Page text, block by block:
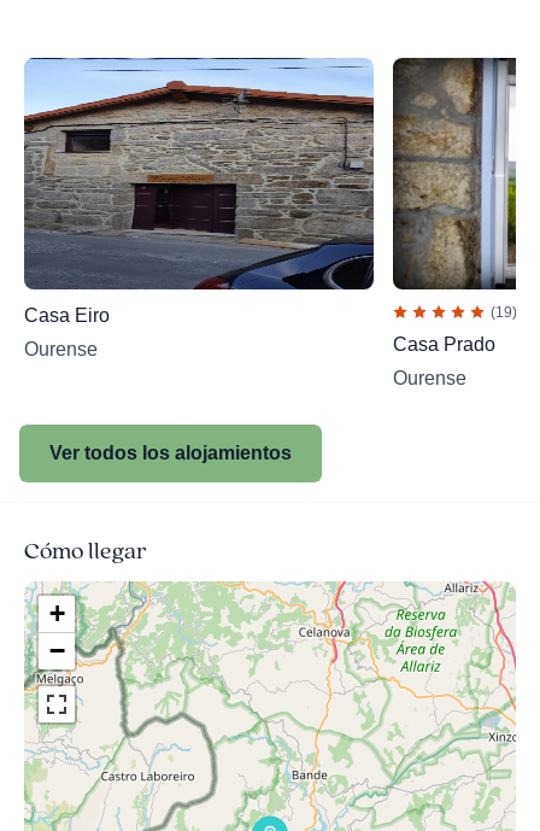
Casa Eiro
Ourense
(19)
Casa Prado
Ourense
Ver todos los alojamientos
Cómo llegar
+
−